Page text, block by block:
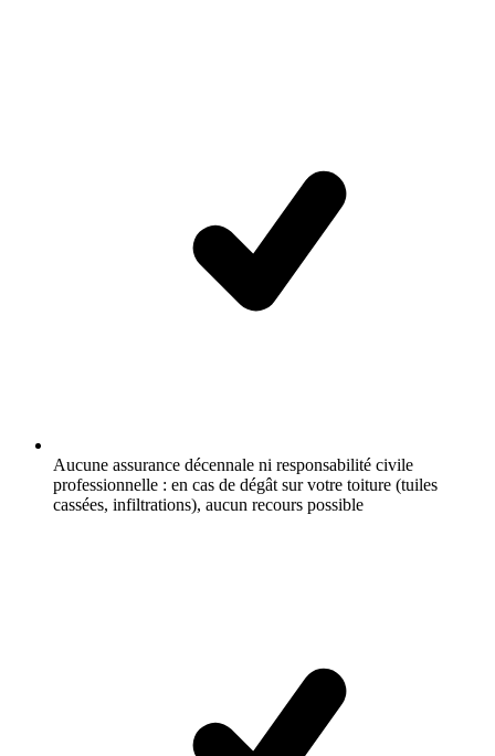
Aucune assurance décennale ni responsabilité civile
professionnelle : en cas de dégât sur votre toiture (tuiles
cassées, infiltrations), aucun recours possible